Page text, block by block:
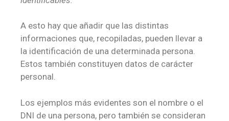
A esto hay que añadir que las distintas
informaciones que, recopiladas, pueden llevar a
la identificación de una determinada persona.
Estos también constituyen datos de carácter
personal.
Los ejemplos más evidentes son el nombre o el
DNI de una persona, pero también se consideran